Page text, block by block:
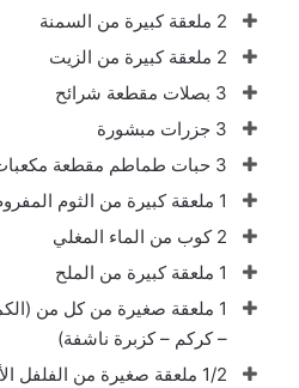
2 ملعقة كبيرة من السمنة
2 ملعقة كبيرة من الزيت
3 بصلات مقطعة شرائح
3 جزرات مبشورة
3 حبات طماطم مقطعة مكعبات
1 ملعقة كبيرة من الثوم المفروم
2 كوب من الماء المغلي
1 ملعقة كبيرة من الملح
1 ملعقة صغيرة من كل من
– كركم – كزبرة ناشفة)
1/2 ملعقة صغيرة من الفلفل الأسود – بودرة الحبهان